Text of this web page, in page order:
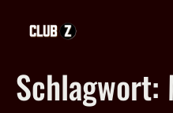
Schlagwort: